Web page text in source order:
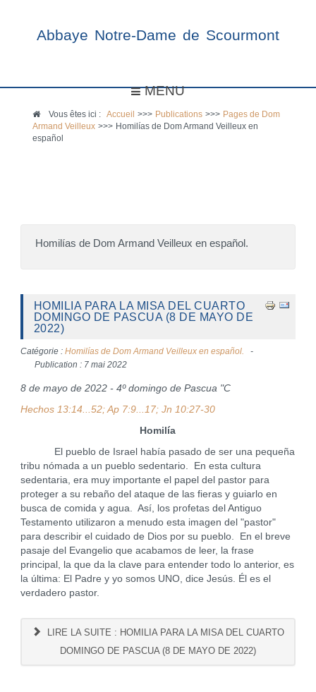
Abbaye Notre-Dame de Scourmont
MENU
Vous êtes ici :Accueil >>> Publications >>> Pages de Dom
Armand Veilleux >>> Homilías de Dom Armand Veilleux en
español
Homilías de Dom Armand Veilleux en español.
HOMILIA PARA LA MISA DEL CUARTO
DOMINGO DE PASCUA (8 DE MAYO DE
2022)
Catégorie : Homilías de Dom Armand Veilleux en español.
Publication : 7 mai 2022
8 de mayo de 2022 - 4º domingo de Pascua "C
Hechos 13:14...52; Ap 7:9...17; Jn 10:27-30
Homilía
El pueblo de Israel había pasado de ser una pequeña
tribu nómada a un pueblo sedentario. En esta cultura
sedentaria, era muy importante el papel del pastor para
proteger a su rebaño del ataque de las fieras y guiarlo en
busca de comida y agua. Así, los profetas del Antiguo
Testamento utilizaron a menudo esta imagen del "pastor"
para describir el cuidado de Dios por su pueblo. En el breve
pasaje del Evangelio que acabamos de leer, la frase
principal, la que da la clave para entender todo lo anterior, es
la última: El Padre y yo somos UNO, dice Jesús. Él es el
verdadero pastor.
LIRE LA SUITE : HOMILIA PARA LA MISA DEL CUARTO
DOMINGO DE PASCUA (8 DE MAYO DE 2022)